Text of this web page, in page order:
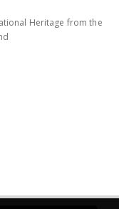
Heritage from the